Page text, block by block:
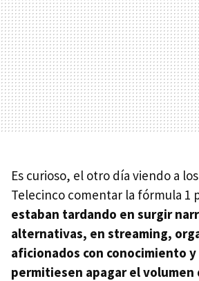
Es curioso, el otro día viendo a
Telecinco comentar la fórmula 1
estaban tardando en surgir
alternativas, en streaming,
aficionados con conocimiento y
permitiesen apagar el volumen